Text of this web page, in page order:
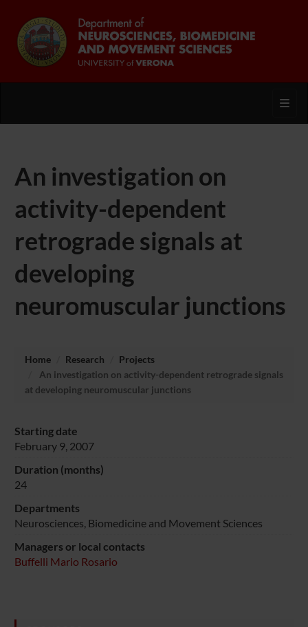
An investigation on
activity-dependent
retrograde signals at
developing
neuromuscular junctions
Home Research
Projects
An investigation on activity-dependent retrograde signals
at developing neuromuscular junctions
Starting date
February 9, 2007
Duration (months)
24
Departments
Neurosciences, Biomedicine and Movement Sciences
Managers or local contacts
Buffelli Mario Rosario